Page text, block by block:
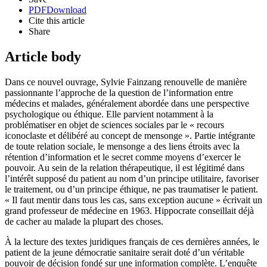
PDFDownload
Cite this article
Share
Article body
Dans ce nouvel ouvrage, Sylvie Fainzang renouvelle de manière
passionnante l’approche de la question de l’information entre
médecins et malades, généralement abordée dans une perspective
psychologique ou éthique. Elle parvient notamment à la
problématiser en objet de sciences sociales par le « recours
iconoclaste et délibéré au concept de mensonge ». Partie intégrante
de toute relation sociale, le mensonge a des liens étroits avec la
rétention d’information et le secret comme moyens d’exercer le
pouvoir. Au sein de la relation thérapeutique, il est légitimé dans
l’intérêt supposé du patient au nom d’un principe utilitaire, favoriser
le traitement, ou d’un principe éthique, ne pas traumatiser le patient.
« Il faut mentir dans tous les cas, sans exception aucune » écrivait un
grand professeur de médecine en 1963. Hippocrate conseillait déjà
de cacher au malade la plupart des choses.
À la lecture des textes juridiques français de ces dernières années, le
patient de la jeune démocratie sanitaire serait doté d’un véritable
pouvoir de décision fondé sur une information complète. L’enquête